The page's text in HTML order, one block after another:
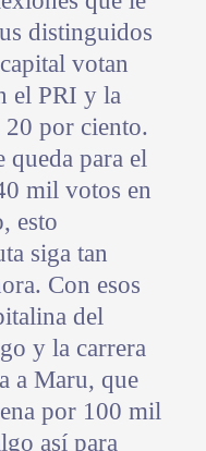
distinguidos
votan
el PRI y la
por ciento.
queda para el
mil votos en
esto
siga tan
Con esos
del
y la carrera
a Maru, que
por 100 mil
así para